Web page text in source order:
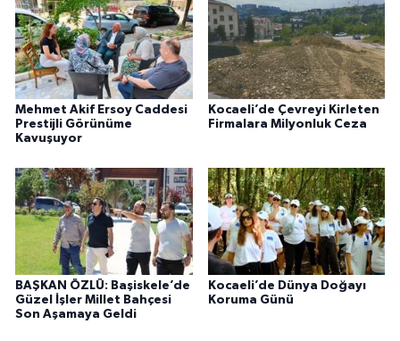
Mehmet Akif Ersoy Caddesi
Prestijli Görünüme
Kavuşuyor
Kocaeli’de Çevreyi Kirleten
Firmalara Milyonluk Ceza
BAŞKAN ÖZLÜ: Başiskele’de
Güzel İşler Millet Bahçesi
Son Aşamaya Geldi
Kocaeli’de Dünya Doğayı
Koruma Günü